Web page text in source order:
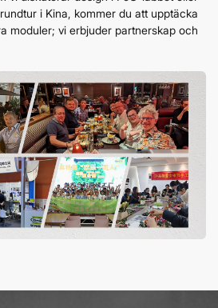
i Kina, kommer du att upptäcka
moduler; vi erbjuder partnerskap och